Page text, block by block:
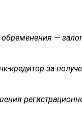
—
кредитор за